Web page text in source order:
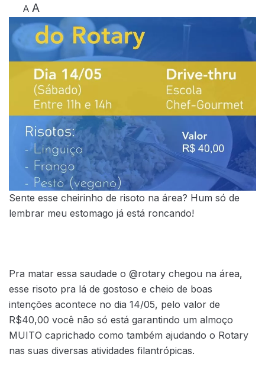
A A
Sente esse cheirinho de risoto na área? Hum só de
lembrar meu estomago já está roncando!
Pra matar essa saudade o @rotary chegou na área,
esse risoto pra lá de gostoso e cheio de boas
intenções acontece no dia 14/05, pelo valor de
R$40,00 você não só está garantindo um almoço
MUITO caprichado como também ajudando o Rotary
nas suas diversas atividades filantrópicas.